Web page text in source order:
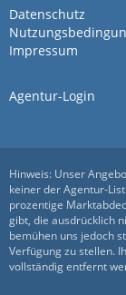
Sehr
und
F&H hat
Datenschutz
Impressum
Agentur-Login
Hinweis: Unser
keiner der Agentur-
prozentige
gibt, die ausdrücklich
bemühen uns jedoch
Verfügung zu stellen.
vollständig entfernt